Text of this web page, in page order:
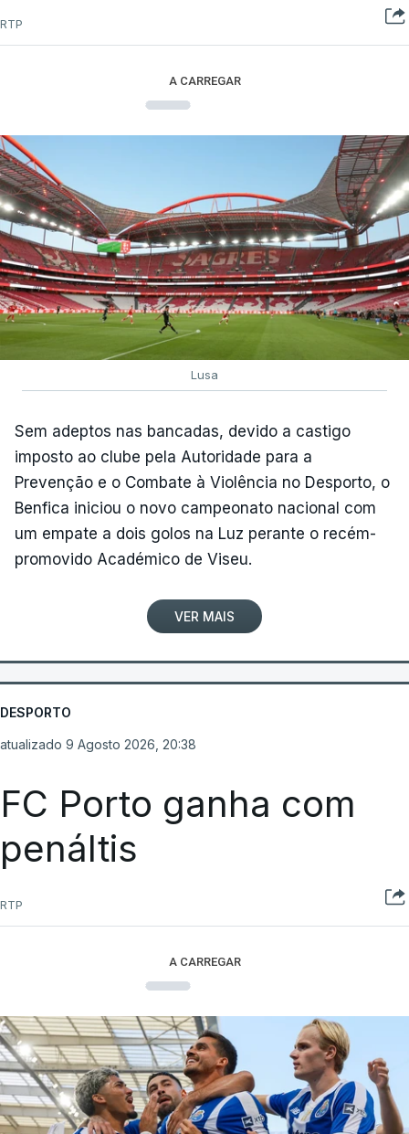
RTP
A CARREGAR
Lusa
Sem adeptos nas bancadas, devido a castigo
imposto ao clube pela Autoridade para a
Prevenção e o Combate à Violência no Desporto, o
Benfica iniciou o novo campeonato nacional com
um empate a dois golos na Luz perante o recém-
promovido Académico de Viseu.
VER MAIS
DESPORTO
atualizado 9 Agosto 2026, 20:38
FC Porto ganha com
penáltis
RTP
A CARREGAR